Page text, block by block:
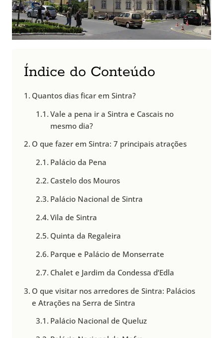
Índice do Conteúdo
Quantos dias ficar em Sintra?
Vale a pena ir a Sintra e Cascais no
mesmo dia?
O que fazer em Sintra: 7 principais atrações
Palácio da Pena
Castelo dos Mouros
Palácio Nacional de Sintra
Vila de Sintra
Quinta da Regaleira
Parque e Palácio de Monserrate
Chalet e Jardim da Condessa d’Edla
O que visitar nos arredores de Sintra: Palácios
e Atrações na Serra de Sintra
Palácio Nacional de Queluz